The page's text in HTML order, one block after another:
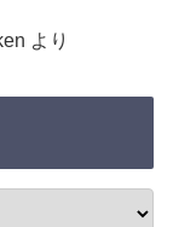
より